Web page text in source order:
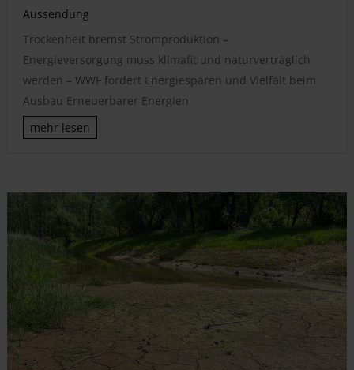
Aussendung
Trockenheit bremst Stromproduktion –
Energieversorgung muss klimafit und naturverträglich
werden – WWF fordert Energiesparen und Vielfalt beim
Ausbau Erneuerbarer Energien
mehr lesen